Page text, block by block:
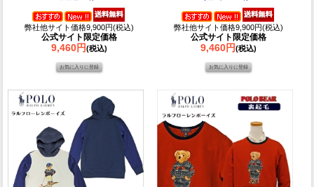
弊社他サイト価格9,900円(税込)
公式サイト限定価格
9,460円(税込)
弊社他サイト価格9,900円(税込)
公式サイト限定価格
9,460円(税込)